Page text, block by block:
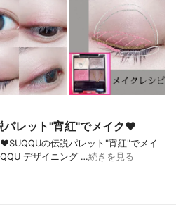
パレット"宵紅"でメイク❤️
の伝説パレット"宵紅"でメイ
デザイニング …続きを見る